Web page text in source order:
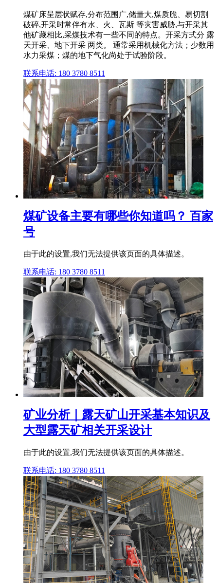
煤矿床呈层状赋存,分布范围广,储量大,煤质脆、易切割
破碎,开采时常伴有水、火、瓦斯 等灾害威胁,与开采其
他矿藏相比,采煤技术有一些不同的特点。开采方式分 露
天开采、地下开采 两类。 通常采用机械化方法；少数用
水力采煤；煤的地下气化尚处于试验阶段。
联系电话: 180 3780 8511
煤矿设备主要有哪些你知道吗？ 百家
号
由于此的设置,我们无法提供该页面的具体描述。
联系电话: 180 3780 8511
矿业分析｜露天矿山开采基本知识及
大型露天矿相关开采设计
由于此的设置,我们无法提供该页面的具体描述。
联系电话: 180 3780 8511